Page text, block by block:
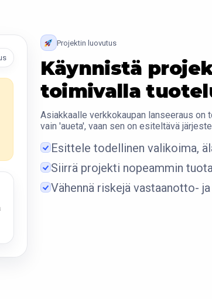
Projektin luovutus
Käynnistä
toimivalla
Asiakkaalle verkkokaupan lanseeraus on
vain 'aueta', vaan sen on esiteltävä
Esittele todellinen valikoima,
Siirrä projekti nopeammin
Vähennä riskejä vastaanotto-